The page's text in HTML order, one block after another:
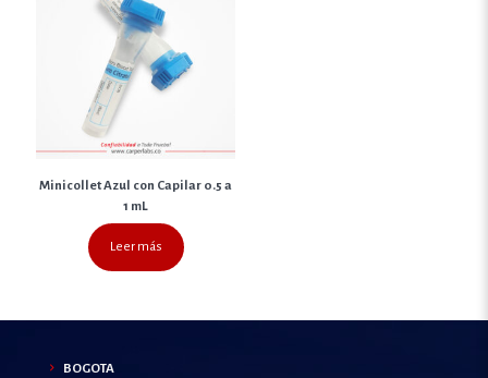
Minicollet Azul con Capilar 0.5 a
1 mL
Leer más
BOGOTA